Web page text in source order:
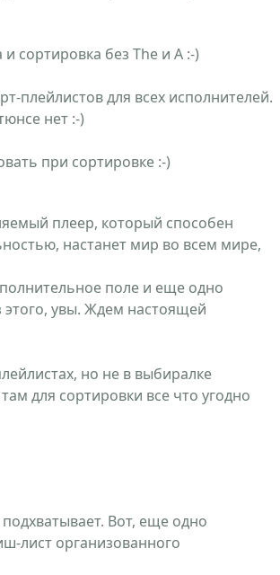
сортировка без The и A :-)
плейлистов для всех исполнителей.
нет :-)
при сортировке :-)
плеер, который способен
настанет мир во всем мире,
поле и еще одно
увы. Ждем настоящей
но не в выбиралке
для сортировки все что угодно
Вот, еще одно
лист организованного